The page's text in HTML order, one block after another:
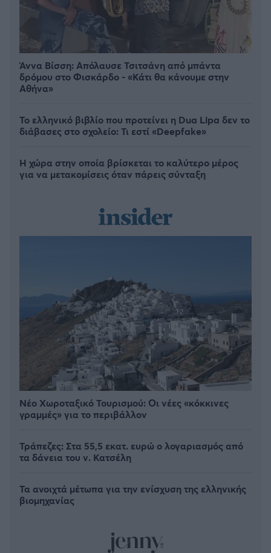
Άννα Βίσση: Απόλαυσε Τσιτσάνη από μπάντα
δρόμου στο Φισκάρδο - «Κάτι θα κάνουμε στην
Αθήνα»
Το ελληνικό βιβλίο που προτείνει η Dua Lipa δεν το
διάβασες στο σχολείο: Τι εστί «Deepfake»
Η χώρα στην οποία βρίσκεται το καλύτερο μέρος
για να μετακομίσεις όταν πάρεις σύνταξη
Νέο Χωροταξικό Τουρισμού: Οι νέες «κόκκινες
γραμμές» για το περιβάλλον
Τράπεζες: Στα 55,5 εκατ. ευρώ ο λογαριασμός από
τα δάνεια του ν. Κατσέλη
Τα ανοιχτά μέτωπα για την ενίσχυση της ελληνικής
βιομηχανίας